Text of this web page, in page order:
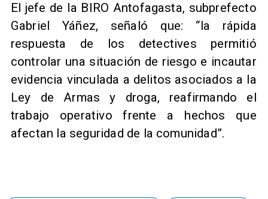
El jefe de la BIRO Antofagasta, subprefecto
Gabriel Yáñez, señaló que: “la rápida
respuesta de los detectives permitió
controlar una situación de riesgo e incautar
evidencia vinculada a delitos asociados a la
Ley de Armas y droga, reafirmando el
trabajo operativo frente a hechos que
afectan la seguridad de la comunidad”.